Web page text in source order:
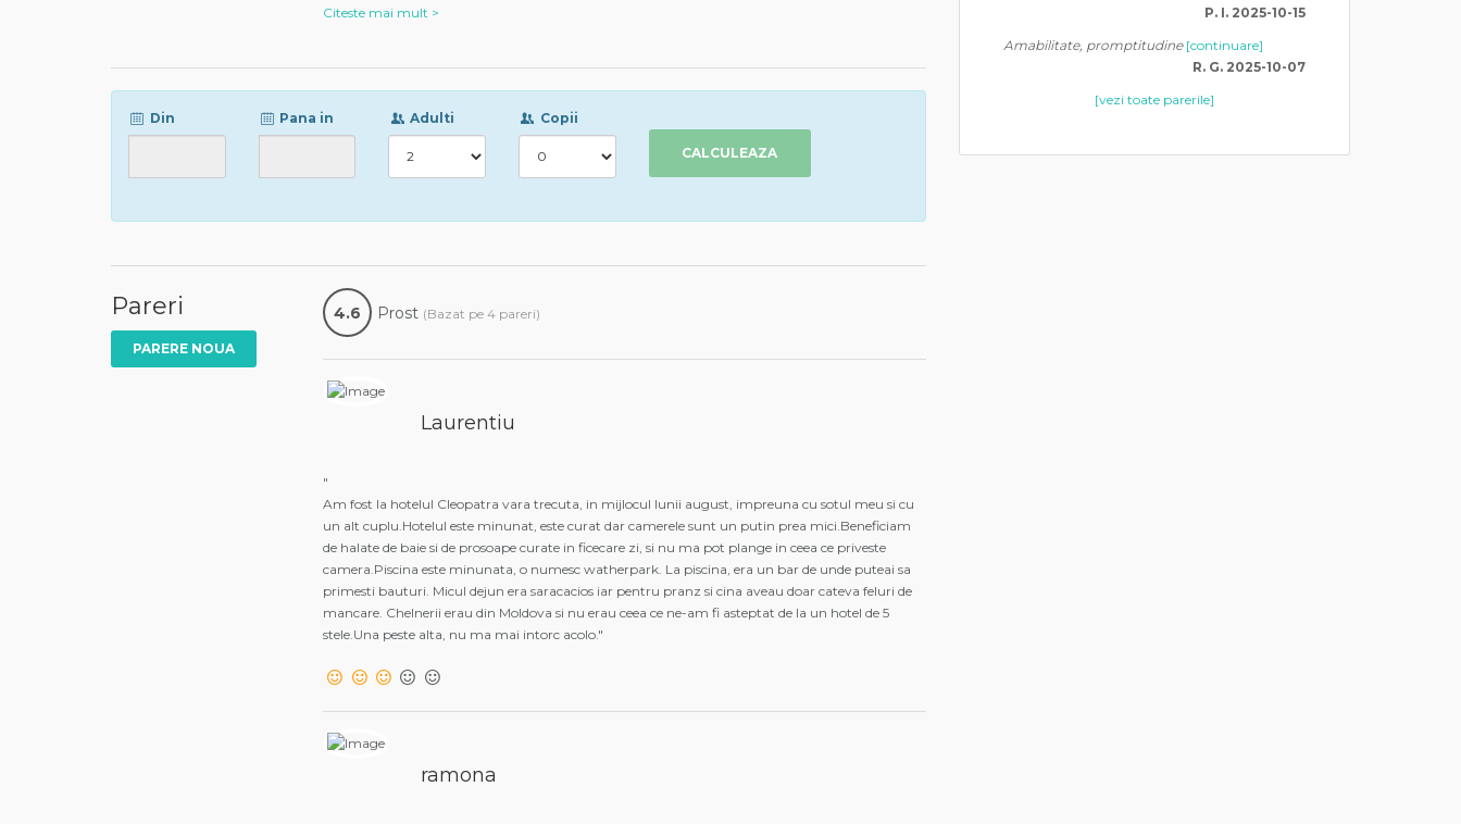
Citeste mai mult >
Din Pana in Adulti Copii
CALCULEAZA
Pareri
PARERE NOUA
4.6 Prost (Bazat pe 4 pareri)
Laurentiu
"
Am fost la hotelul Cleopatra vara trecuta, in mijlocul lunii august, impreuna cu sotul meu si cu
un alt cuplu.Hotelul este minunat, este curat dar camerele sunt un putin prea mici.Beneficiam
de halate de baie si de prosoape curate in ficecare zi, si nu ma pot plange in ceea ce priveste
camera.Piscina este minunata, o numesc watherpark. La piscina, era un bar de unde puteai sa
primesti bauturi. Micul dejun era saracacios iar pentru pranz si cina aveau doar cateva feluri de
mancare. Chelnerii erau din Moldova si nu erau ceea ce ne-am fi asteptat de la un hotel de 5
stele.Una peste alta, nu ma mai intorc acolo."
ramona
P. I. 2025-10-15
Amabilitate, promptitudine [continuare]
R. G. 2025-10-07
[vezi toate parerile]